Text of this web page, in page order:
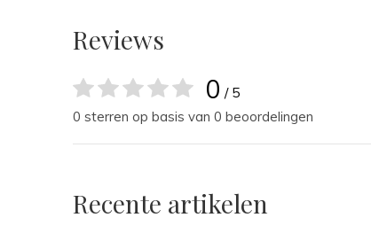
Reviews
0 / 5
0 sterren op basis van 0 beoordelingen
Recente artikelen